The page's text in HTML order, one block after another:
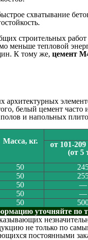
схватывание
строительных
меньше тепловой
К тому же, цемент
архитектурных
белый цемент часто
и напольных
Масса, кг.
от 101-
(от 5
50
50
50 —
50 —
50
уточняйте по
не только по
постоянными